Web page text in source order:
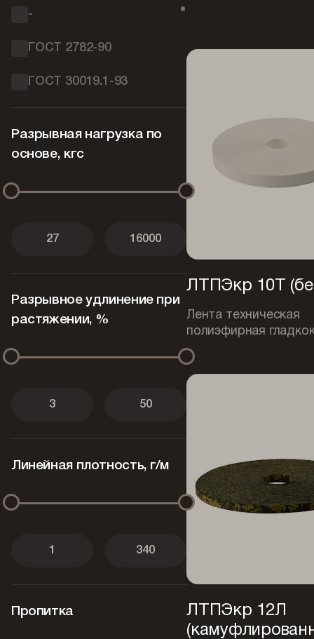
ЛТПЭкр 10Т
Лента техническая
полиэфирная
ЛТПЭкр 12Л
капроновый
-
ГОСТ 2782-90
ГОСТ 30019.1-93
ОСТ 17-10-030-2000
по требованию
ТУ 13.96.16-001-05824192-
ТУ 13.96.16-003-00323387-
2021
ТУ 13.96.16-004-00323387-
ТУ 13.96.16-005-00323387-
2025
Разрывная нагрузка по
основе, кгс
Разрывное удлинение при
растяжении, %
Линейная плотность, г/м
Пропитка